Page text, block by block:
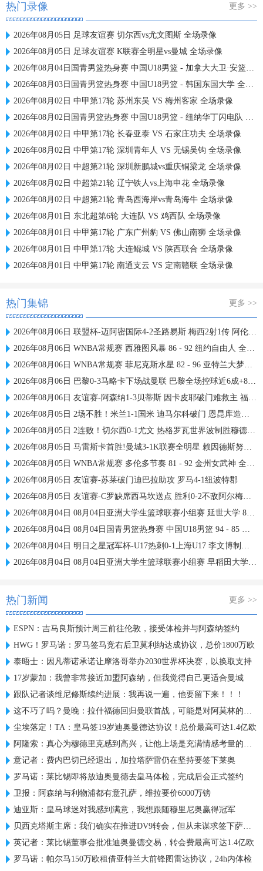
热门录像 更多 >>
2026年08月05日 足球友谊赛 切尔西vs尤文图斯 全场录像
2026年08月05日 足球友谊赛 K联赛全明星vs曼城 全场录像
2026年08月04日国青男篮热身赛 中国U18男篮 - 加拿大大卫·安篮球学院 全场录像
2026年08月03日国青男篮热身赛 中国U18男篮 - 韩国东国大学 全场录像
2026年08月02日 中甲第17轮 苏州东吴 VS 梅州客家 全场录像
2026年08月02日国青男篮热身赛 中国U18男篮 - 纽纳华丁闪电队 全场录像
2026年08月02日 中甲第17轮 长春亚泰 VS 石家庄功夫 全场录像
2026年08月02日 中甲第17轮 深圳青年人 VS 无锡吴钩 全场录像
2026年08月02日 中超第21轮 深圳新鹏城vs重庆铜梁龙 全场录像
2026年08月02日 中超第21轮 辽宁铁人vs上海申花 全场录像
2026年08月02日 中超第21轮 青岛西海岸vs青岛海牛 全场录像
2026年08月01日 东北超第6轮 大连队 VS 鸡西队 全场录像
2026年08月01日 中甲第17轮 广东广州豹 VS 佛山南狮 全场录像
2026年08月01日 中甲第17轮 大连鲲城 VS 陕西联合 全场录像
2026年08月01日 中甲第17轮 南通支云 VS 定南赣联 全场录像
热门集锦 更多 >>
2026年08月06日 联盟杯-迈阿密国际4-2圣路易斯 梅西2射1传 阿伦助攻戴帽
2026年08月06日 WNBA常规赛 西雅图风暴 86 - 92 纽约自由人 全场集锦
2026年08月06日 WNBA常规赛 菲尼克斯水星 82 - 96 亚特兰大梦想 全场集锦
2026年08月06日 巴黎0-3马略卡下场战曼联 巴黎全场控球近6成+8射3正未果
2026年08月06日 友谊赛-阿森纳1-3贝蒂斯 因卡皮耶破门难救主 福纳尔斯1射2传
2026年08月05日 2场不胜！米兰1-1国米 迪马尔科破门 恩昆库造点+点射拉莫斯登场
2026年08月05日 2连败！切尔西0-1尤文 热格罗瓦世界波制胜穆德里克时隔614天复出
2026年08月05日 马雷斯卡首胜!曼城3-1K联赛全明星 赖因德斯努里破门塞梅尼奥助攻
2026年08月05日 WNBA常规赛 多伦多节奏 81 - 92 金州女武神 全场集锦
2026年08月05日 友谊赛-苏莱破门迪巴拉助攻 罗马4-1纽波特郡
2026年08月05日 友谊赛-C罗缺席西马坎送点 胜利0-2不敌阿尔梅里亚
2026年08月04日 08月04日亚洲大学生篮球联赛小组赛 延世大学 82 - 83 北京大学 集锦
2026年08月04日 08月04日国青男篮热身赛 中国U18男篮 94 - 85 加拿大大卫·安篮球学院 集锦
2026年08月04日 明日之星冠军杯-U17热刺0-1上海U17 李文博制胜球
2026年08月04日 08月04日亚洲大学生篮球联赛小组赛 早稻田大学 71 - 86 清华大学 集锦
热门新闻 更多 >>
ESPN：吉马良斯预计周三前往伦敦，接受体检并与阿森纳签约
HWG！罗马诺：罗马签马竞右后卫莫利纳达成协议，总价1800万欧
泰晤士：因凡蒂诺承诺让摩洛哥举办2030世界杯决赛，以换取支持
17岁蒙加：我曾非常接近加盟阿森纳，但我觉得自己更适合曼城
跟队记者谈维尼修斯续约进展：我再说一遍，他要留下来！！！
这不巧了吗？曼晚：拉什福德回归曼联首战，可能是对阿莫林的米兰
尘埃落定！TA：皇马签19岁迪奥曼德达协议！总价最高可达1.4亿欧
阿隆索：真心为穆德里克感到高兴，让他上场是充满情感考量的决定
意记者：费内巴切已经退出，加拉塔萨雷仍在坚持要签下莱奥
罗马诺：莱比锡即将放迪奥曼德去皇马体检，完成后会正式签约
卫报：阿森纳与利物浦都有意孔萨，维拉要价6000万镑
迪亚斯：皇马球迷对我感到满意，我想跟随穆里尼奥赢得冠军
贝西克塔斯主席：我们确实在推进DV9转会，但从未谋求签下萨拉赫
英记者：莱比锡董事会批准迪奥曼德交易，转会费最高可达1.4亿欧
罗马诺：帕尔马150万欧租借亚特兰大前锋图雷达协议，24h内体检